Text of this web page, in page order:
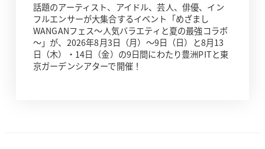
話題のアーティスト、アイドル、芸人、俳優、イン
フルエンサーが大集合するイベント「めざまし
WANGANフェス～人気バラエティと夏の最強コラボ
～」が、2026年8月3日（月）～9日（日）と8月13
日（木）・14日（金）の9日間にわたり豊洲PITと東
京ガーデンシアターで開催！